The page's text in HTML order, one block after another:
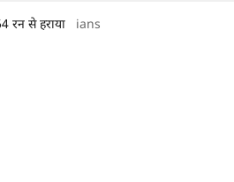
रन से हराया ians